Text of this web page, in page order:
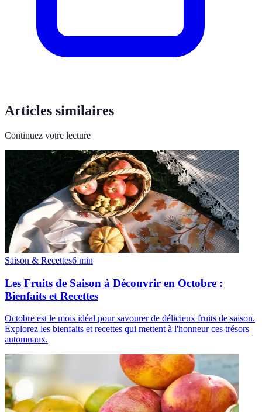
Articles similaires
Continuez votre lecture
Saison & Recettes6 min
Les Fruits de Saison à Découvrir en Octobre :
Bienfaits et Recettes
Octobre est le mois idéal pour savourer de délicieux fruits de saison.
Explorez les bienfaits et recettes qui mettent à l'honneur ces trésors
automnaux.